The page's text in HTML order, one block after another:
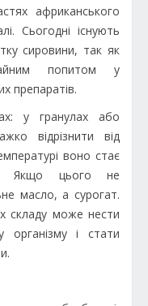
африканського
Сьогодні існують
сировини, так як
попитом у
препаратів.
у гранулах або
відрізнити від
воно стає
Якщо цього не
масло, а сурогат.
складу може нести
організму і стати